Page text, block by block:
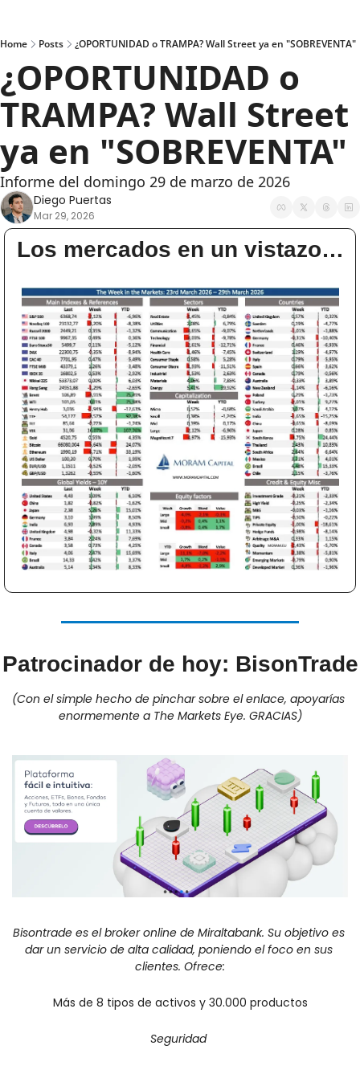
Home Posts ¿OPORTUNIDAD o TRAMPA? Wall Street ya en "SOBREVENTA"
¿OPORTUNIDAD o
TRAMPA? Wall Street
ya en "SOBREVENTA"
Informe del domingo 29 de marzo de 2026
Diego Puertas
Mar 29, 2026
Los mercados en un vistazo…
Patrocinador de hoy: BisonTrade
(Con el simple hecho de pinchar sobre el enlace, apoyarías
enormemente a The Markets Eye. GRACIAS)
Bisontrade es el broker online de Miraltabank. Su objetivo es
dar un servicio de alta calidad, poniendo el foco en sus
clientes. Ofrece:
Más de 8 tipos de activos y 30.000 productos
Seguridad